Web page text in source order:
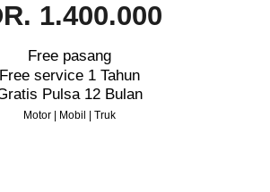
1.400.000
Free pasang
Free service 1 Tahun
Pulsa 12 Bulan
Motor | Mobil | Truk